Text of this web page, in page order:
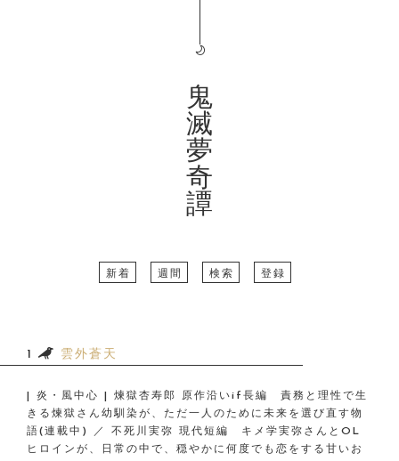
鬼
滅
夢
奇
譚
新着 週間 検索 登録
1 雲外蒼天
| 炎・風中心 | 煉獄杏寿郎 原作沿いif長編 責務と理性で生
きる煉獄さん幼馴染が、ただ一人のために未来を選び直す物
語(連載中) ／ 不死川実弥 現代短編 キメ学実弥さんとOL
ヒロインが、日常の中で、穏やかに何度でも恋をする甘いお